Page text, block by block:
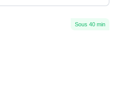
Sous 40 min